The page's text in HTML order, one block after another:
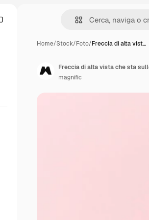
Home/Stock/Foto/Freccia di alta vist…
Freccia di alta vista che sta
magnific